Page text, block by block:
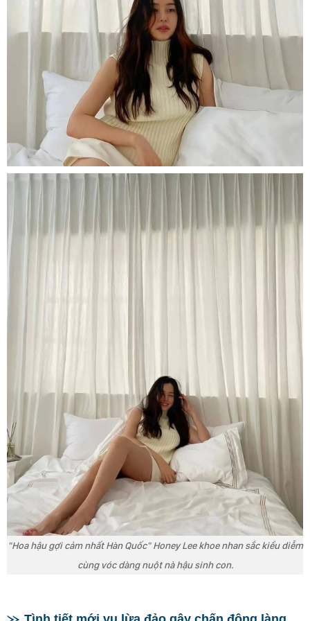
"Hoa hậu gợi cảm nhất Hàn Quốc" Honey Lee khoe nhan sắc kiều diễm
cùng vóc dàng nuột nà hậu sinh con.